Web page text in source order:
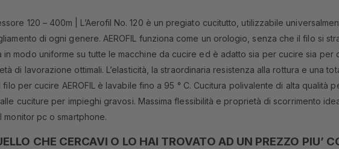
120 – 400m | L’Aerofil No. 120 è un pregiato cucitutto, utilizzabile
di ogni genere. AEROFIL funziona come un orologio, senza che il filo si
in modo uniforme su tutte le macchine da cucire ed è adatto sia per cucire sia
di lavorazione ottimali. L’elasticità, la straordinaria resistenza alla rottura e una
per cucire AEROFIL è lavabile fino a 95 ° C. Cucitura polivalente di alta
cuciture per impieghi gravosi. Massima flessibilità e proprietà di scorrimento
monitor pc o smartphone.
CHE CERCAVI O LO HAI TROVATO AD UN PREZZO PIU’